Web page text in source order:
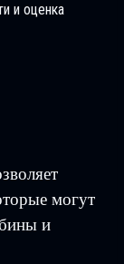
и оценка
могут
и